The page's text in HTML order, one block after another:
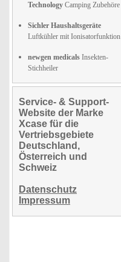
Technology Camping Zubehöre
Sichler Haushaltsgeräte
Luftkühler mit Ionisatorfunktion
newgen medicals Insekten-
Stichheiler
Service- & Support-
Website der Marke
Xcase für die
Vertriebsgebiete
Deutschland,
Österreich und
Schweiz
Datenschutz
Impressum